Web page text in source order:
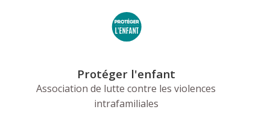
Protéger l'enfant
Association de lutte contre les violences
intrafamiliales